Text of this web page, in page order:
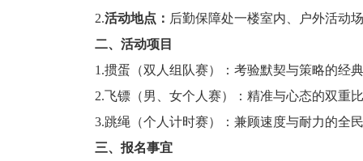
2.活动地点： 后勤保障处一楼室内 、户外活动
二、 活动项目
1.掼蛋（双人组队赛）：考验默契与策略的经
2.飞镖（男、女个人赛）：精准与心态的双重
3.跳绳（个人计时赛）：兼顾速度与耐力的全
三、报名事宜